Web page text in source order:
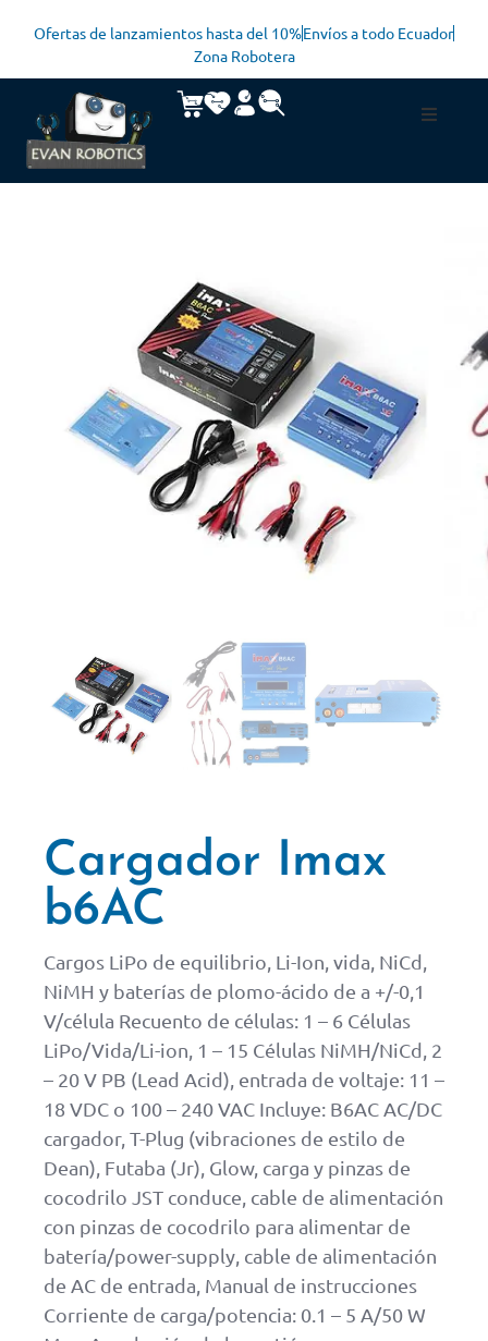
Ofertas de lanzamientos hasta del 10%Envíos a todo Ecuador
Zona Robotera
Cargador Imax
b6AC
Cargos LiPo de equilibrio, Li-Ion, vida, NiCd,
NiMH y baterías de plomo-ácido de a +/-0,1
V/célula Recuento de células: 1 – 6 Células
LiPo/Vida/Li-ion, 1 – 15 Células NiMH/NiCd, 2
– 20 V PB (Lead Acid), entrada de voltaje: 11 –
18 VDC o 100 – 240 VAC Incluye: B6AC AC/DC
cargador, T-Plug (vibraciones de estilo de
Dean), Futaba (Jr), Glow, carga y pinzas de
cocodrilo JST conduce, cable de alimentación
con pinzas de cocodrilo para alimentar de
batería/power-supply, cable de alimentación
de AC de entrada, Manual de instrucciones
Corriente de carga/potencia: 0.1 – 5 A/50 W